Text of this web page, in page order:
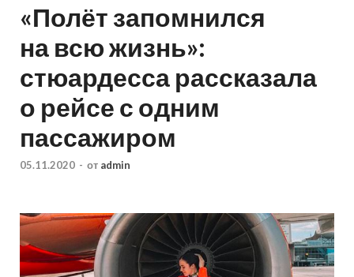
«Полёт запомнился
на всю жизнь»:
стюардесса рассказала
о рейсе с одним
пассажиром
05.11.2020 - от admin